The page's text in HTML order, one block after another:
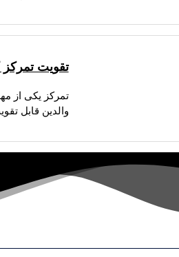
تقویت تمرکز
تمرکز یکی از
والدین قابل